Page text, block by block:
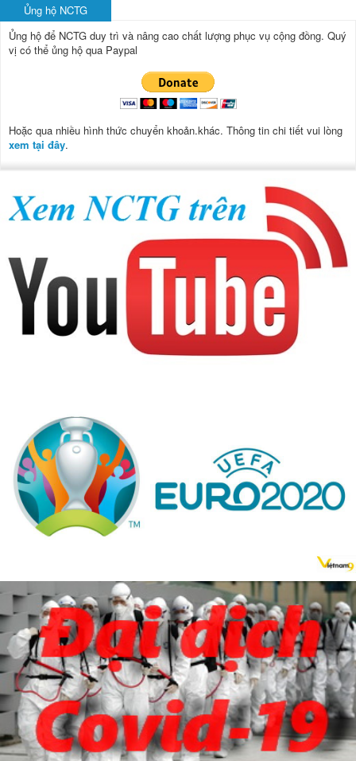
Ủng hộ NCTG
Ủng hộ để NCTG duy trì và nâng cao chất lượng phục vụ cộng đồng. Quý
vị có thể ủng hộ qua Paypal
Hoặc qua nhiều hình thức chuyển khoản.khác. Thông tin chi tiết vui lòng
xem tại đây.